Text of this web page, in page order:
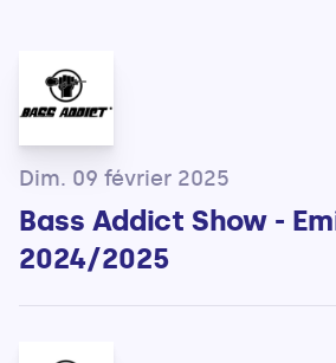
Dim. 09 février 2025
Bass Addict Show -
2024/2025